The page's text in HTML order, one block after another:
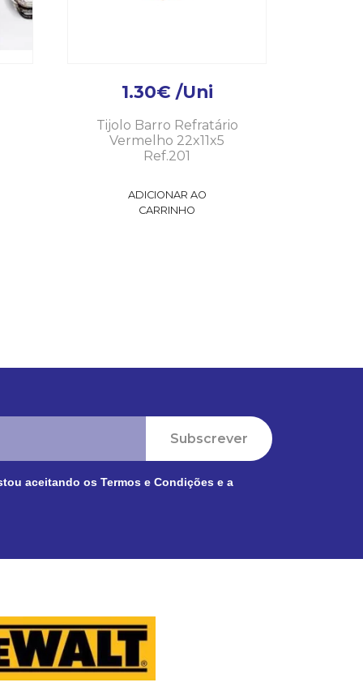
1.30€ /Uni
Tijolo Barro Refratário
Vermelho 22x11x5
Ref.201
ADICIONAR AO
CARRINHO
Subscrever
aceitando os Termos e Condições e a